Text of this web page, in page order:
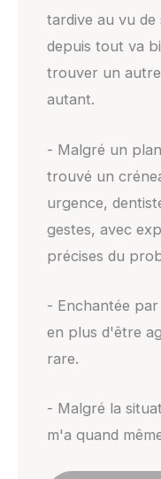
tardive au vu
depuis tout va
trouver un
autant.
- Malgré un
trouvé un
urgence,
gestes, avec
précises du
- Enchantée
en plus d'être
rare.
- Malgré la
m'a quand